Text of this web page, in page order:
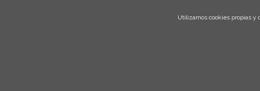
Utilizamos cookies propias y